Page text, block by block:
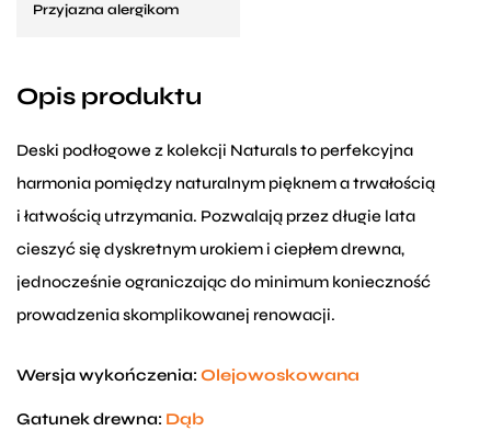
Przyjazna alergikom
Opis produktu
Deski podłogowe z kolekcji Naturals to perfekcyjna
harmonia pomiędzy naturalnym pięknem a trwałością
i łatwością utrzymania. Pozwalają przez długie lata
cieszyć się dyskretnym urokiem i ciepłem drewna,
jednocześnie ograniczając do minimum konieczność
prowadzenia skomplikowanej renowacji.
Wersja wykończenia: Olejowoskowana
Gatunek drewna: Dąb